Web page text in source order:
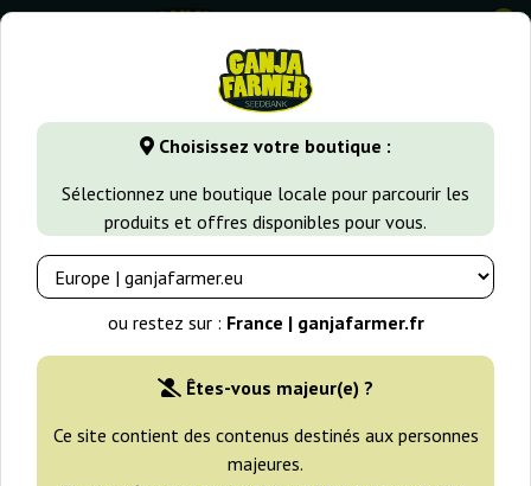
Choisissez votre boutique :
Sélectionnez une boutique locale pour parcourir les
produits et offres disponibles pour vous.
ou restez sur : France | ganjafarmer.fr
Êtes-vous majeur(e) ?
Ce site contient des contenus destinés aux personnes
majeures.
0
GanjaFarmer.fr Types de Graines Graines de Cannabis
-25%
+gratisie